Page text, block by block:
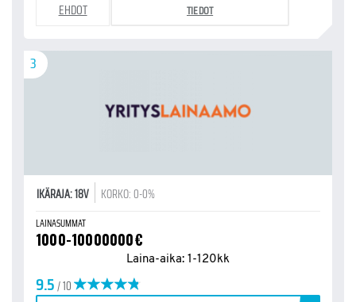
EHDOT TIEDOT
3
IKÄRAJA: 18V KORKO: 0-0%
LAINASUMMAT
1000-10000000€
Laina-aika: 1-120kk
9.5/ 10